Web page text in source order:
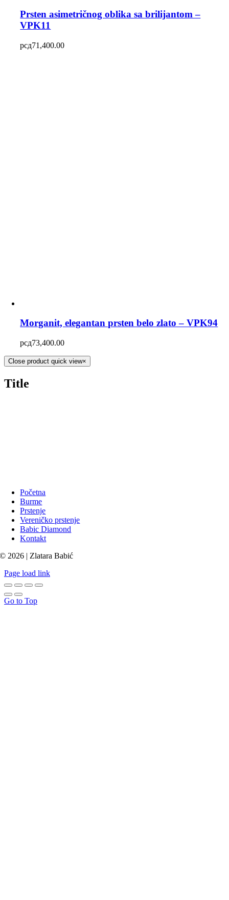
Prsten asimetričnog oblika sa brilijantom –
VPK11
рсд71,400.00
Morganit, elegantan prsten belo zlato – VPK94
рсд73,400.00
Close product quick view×
Title
Početna
Burme
Prstenje
Vereničko prstenje
Babic Diamond
Kontakt
© 2026 | Zlatara Babić
Page load link
Go to Top